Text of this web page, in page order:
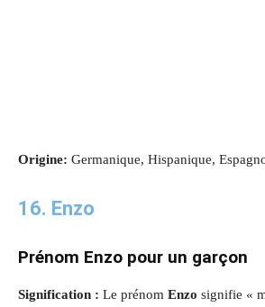
Origine: Germanique, Hispanique,
16. Enzo
Prénom Enzo pour un garçon
Signification : Le prénom Enzo signifie «